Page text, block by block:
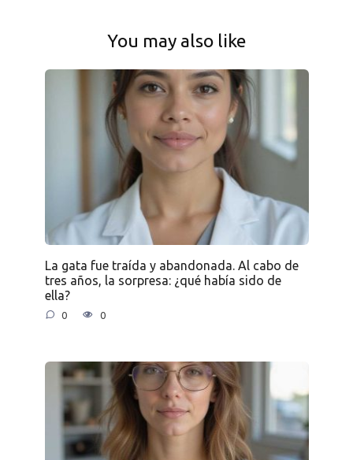
You may also like
La gata fue traída y abandonada. Al cabo de
tres años, la sorpresa: ¿qué había sido de
ella?
0 0